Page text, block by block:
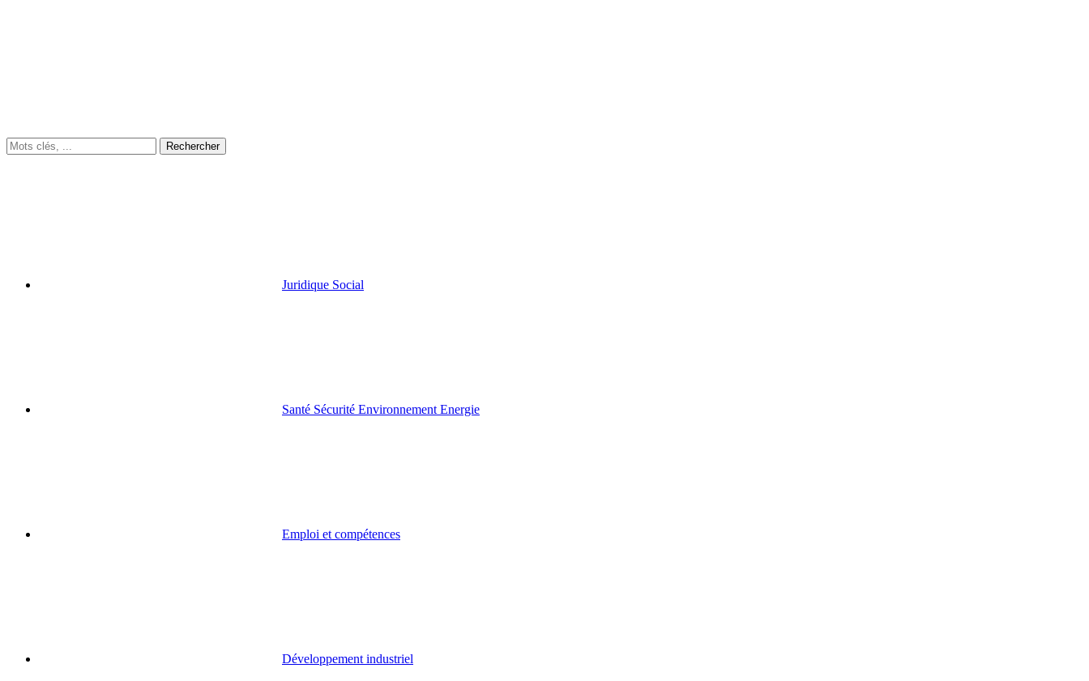
Juridique Social
Santé Sécurité Environnement Energie
Emploi et compétences
Développement industriel